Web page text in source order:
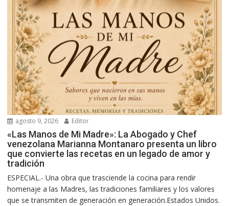
agosto 9, 2026 Editor
«Las Manos de Mi Madre»: La Abogado y Chef
venezolana Marianna Montanaro presenta un libro
que convierte las recetas en un legado de amor y
tradición
ESPECIAL.- Una obra que trasciende la cocina para rendir
homenaje a las Madres, las tradiciones familiares y los valores
que se transmiten de generación en generación.Estados Unidos.